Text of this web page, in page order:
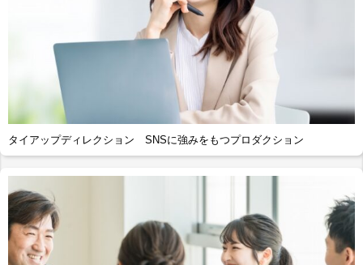
タイアップディレクション SNSに強みをもつプロダクション